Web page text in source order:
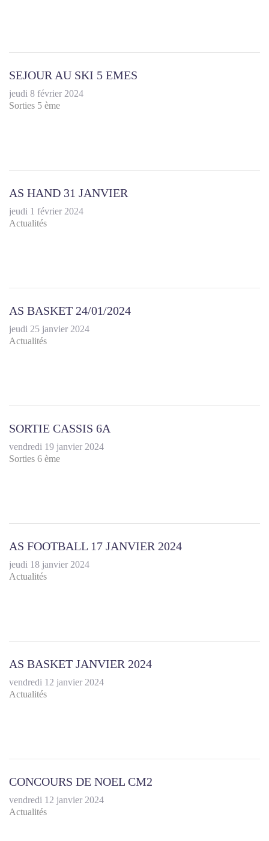
SEJOUR AU SKI 5 EMES
jeudi 8 février 2024
Sorties 5 ème
AS HAND 31 JANVIER
jeudi 1 février 2024
Actualités
AS BASKET 24/01/2024
jeudi 25 janvier 2024
Actualités
SORTIE CASSIS 6A
vendredi 19 janvier 2024
Sorties 6 ème
AS FOOTBALL 17 JANVIER 2024
jeudi 18 janvier 2024
Actualités
AS BASKET JANVIER 2024
vendredi 12 janvier 2024
Actualités
CONCOURS DE NOEL CM2
vendredi 12 janvier 2024
Actualités